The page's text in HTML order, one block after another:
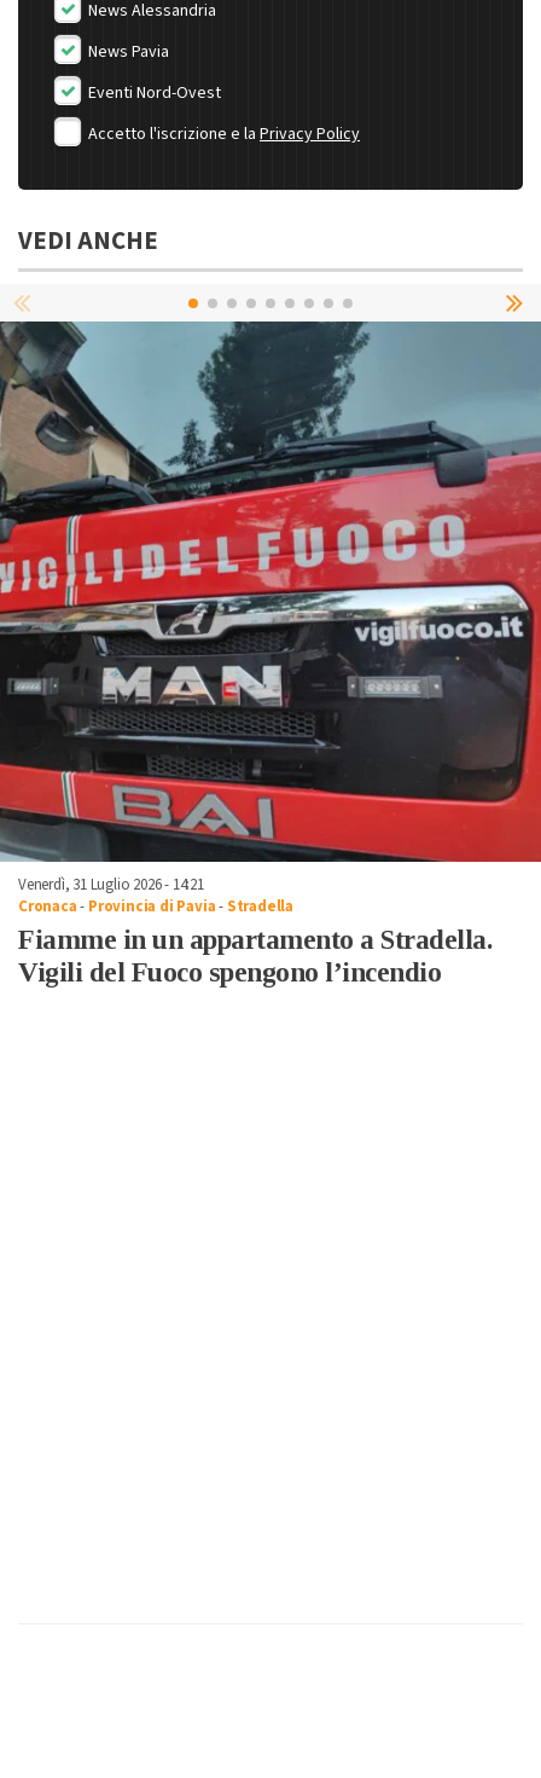
News Alessandria
News Pavia
Eventi Nord-Ovest
Accetto l'iscrizione e la Privacy Policy
VEDI ANCHE
Venerdì, 31 Luglio 2026 - 14:21
Cronaca- Provincia di Pavia-Stradella
Fiamme in un appartamento a Stradella.
Vigili del Fuoco spengono l’incendio